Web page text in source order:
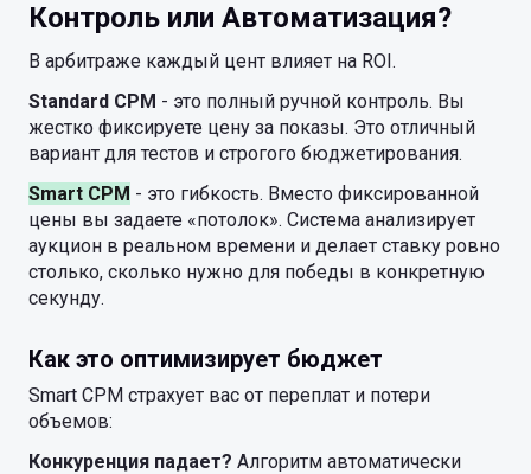
Контроль или Автоматизация?
В арбитраже каждый цент влияет на ROI.
Standard CPM - это полный ручной контроль. Вы
жестко фиксируете цену за показы. Это отличный
вариант для тестов и строгого бюджетирования.
Smart CPM - это гибкость. Вместо фиксированной
цены вы задаете «потолок». Система анализирует
аукцион в реальном времени и делает ставку ровно
столько, сколько нужно для победы в конкретную
секунду.
Как это оптимизирует бюджет
Smart CPM страхует вас от переплат и потери
объемов:
Конкуренция падает? Алгоритм автоматически